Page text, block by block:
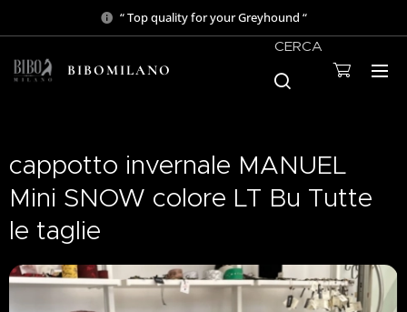
“ Top quality for your Greyhound “
BIBOMILANO
CERCA
cappotto invernale MANUEL
Mini SNOW colore LT Bu Tutte
le taglie